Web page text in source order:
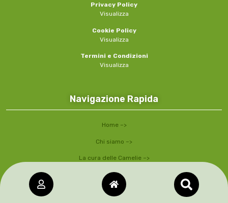
Privacy Policy
Visualizza
Cookie Policy
Visualizza
Termini e Condizioni
Visualizza
Navigazione Rapida
Home –>
Chi siamo –>
La cura delle Camelie –>
Villa Maioni –>
Come Associarsi –>